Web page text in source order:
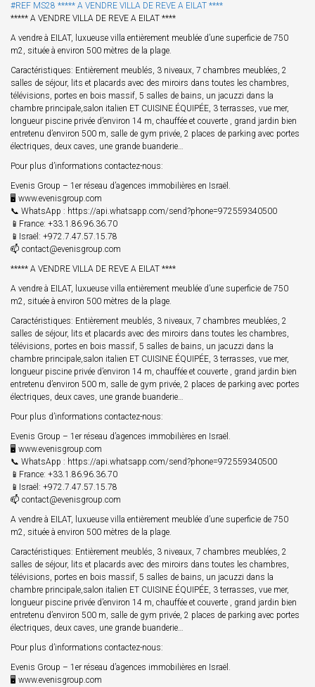
#REF MS28 ***** A VENDRE VILLA DE REVE A EILAT ****
***** A VENDRE VILLA DE REVE A EILAT ****
A vendre à EILAT, luxueuse villa entièrement meublée d’une superficie de 750
m2, située à environ 500 mètres de la plage.
Caractéristiques: Entièrement meublés, 3 niveaux, 7 chambres meublées, 2
salles de séjour, lits et placards avec des miroirs dans toutes les chambres,
télévisions, portes en bois massif, 5 salles de bains, un jacuzzi dans la
chambre principale,salon italien ET CUISINE ÉQUIPÉE, 3 terrasses, vue mer,
longueur piscine privée d’environ 14 m, chauffée et couverte , grand jardin bien
entretenu d’environ 500 m, salle de gym privée, 2 places de parking avec portes
électriques, deux caves, une grande buanderie…
Pour plus d’informations contactez-nous:
Evenis Group – 1er réseau d’agences immobilières en Israël.
🖥 www.evenisgroup.com
📞 WhatsApp : https://api.whatsapp.com/send?phone=972559340500
📱France: +33.1.86.96.36.70
📱Israël: +972.7.47.57.15.78
📫 contact@evenisgroup.com
***** A VENDRE VILLA DE REVE A EILAT ****
A vendre à EILAT, luxueuse villa entièrement meublée d’une superficie de 750
m2, située à environ 500 mètres de la plage.
Caractéristiques: Entièrement meublés, 3 niveaux, 7 chambres meublées, 2
salles de séjour, lits et placards avec des miroirs dans toutes les chambres,
télévisions, portes en bois massif, 5 salles de bains, un jacuzzi dans la
chambre principale,salon italien ET CUISINE ÉQUIPÉE, 3 terrasses, vue mer,
longueur piscine privée d’environ 14 m, chauffée et couverte , grand jardin bien
entretenu d’environ 500 m, salle de gym privée, 2 places de parking avec portes
électriques, deux caves, une grande buanderie…
Pour plus d’informations contactez-nous:
Evenis Group – 1er réseau d’agences immobilières en Israël.
🖥 www.evenisgroup.com
📞 WhatsApp : https://api.whatsapp.com/send?phone=972559340500
📱France: +33.1.86.96.36.70
📱Israël: +972.7.47.57.15.78
📫 contact@evenisgroup.com
A vendre à EILAT, luxueuse villa entièrement meublée d’une superficie de 750
m2, située à environ 500 mètres de la plage.
Caractéristiques: Entièrement meublés, 3 niveaux, 7 chambres meublées, 2
salles de séjour, lits et placards avec des miroirs dans toutes les chambres,
télévisions, portes en bois massif, 5 salles de bains, un jacuzzi dans la
chambre principale,salon italien ET CUISINE ÉQUIPÉE, 3 terrasses, vue mer,
longueur piscine privée d’environ 14 m, chauffée et couverte , grand jardin bien
entretenu d’environ 500 m, salle de gym privée, 2 places de parking avec portes
électriques, deux caves, une grande buanderie…
Pour plus d’informations contactez-nous:
Evenis Group – 1er réseau d’agences immobilières en Israël.
🖥 www.evenisgroup.com